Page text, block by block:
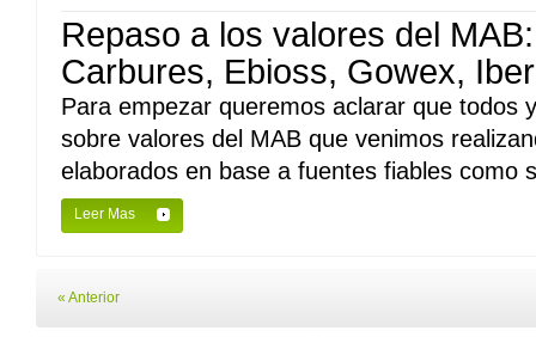
Repaso a los valores del
Carbures, Ebioss, Gowex,
Para empezar queremos aclarar que todos
sobre valores del MAB que venimos
elaborados en base a fuentes fiables como
Leer Mas
« Anterior